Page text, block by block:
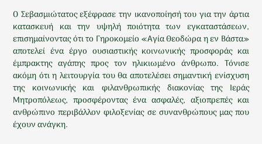
Ο Σεβασμιώτατος εξέφρασε την ικανοποίησή του για την άρτια
κατασκευή και την υψηλή ποιότητα των εγκαταστάσεων,
επισημαίνοντας ότι το Γηροκομείο «Αγία Θεοδώρα η εν Βάστα»
αποτελεί ένα έργο ουσιαστικής κοινωνικής προσφοράς και
έμπρακτης αγάπης προς τον ηλικιωμένο άνθρωπο. Τόνισε
ακόμη ότι η λειτουργία του θα αποτελέσει σημαντική ενίσχυση
της κοινωνικής και φιλανθρωπικής διακονίας της Ιεράς
Μητροπόλεως, προσφέροντας ένα ασφαλές, αξιοπρεπές και
ανθρώπινο περιβάλλον φιλοξενίας σε συνανθρώπους μας που
έχουν ανάγκη.